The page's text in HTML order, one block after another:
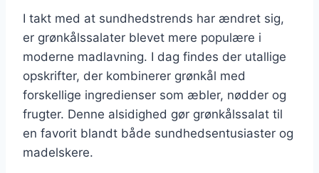
I takt med at sundhedstrends har ændret sig,
er grønkålssalater blevet mere populære i
moderne madlavning. I dag findes der utallige
opskrifter, der kombinerer grønkål med
forskellige ingredienser som æbler, nødder og
frugter. Denne alsidighed gør grønkålssalat til
en favorit blandt både sundhedsentusiaster og
madelskere.